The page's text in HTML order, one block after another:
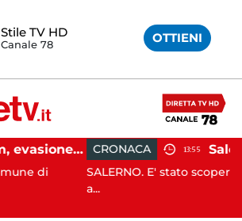
Stile TV HD
Canale 78 OTTIENI
Capaccio Paestum, evasione tassa di soggiorno: scoperte 49 strutture fantasma, elevate 132 sanzioni CRONACA 13:55
SALERNO. E' stato scoperto solo